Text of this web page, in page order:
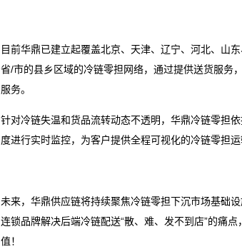
目前华鼎已建立起覆盖北京、天津、辽宁、河北、山
省/市的县乡区域的冷链零担网络，通过提供送货服务
服务。
针对冷链失温和货品流转动态不透明，华鼎冷链零担
度进行实时监控，为客户提供全程可视化的冷链零担运
未来，华鼎供应链将持续聚焦冷链零担下沉市场基础
连锁品牌解决后端冷链配送“散、难、发不到店”的痛
值！